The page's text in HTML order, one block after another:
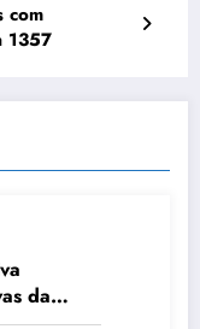
com
1357
da